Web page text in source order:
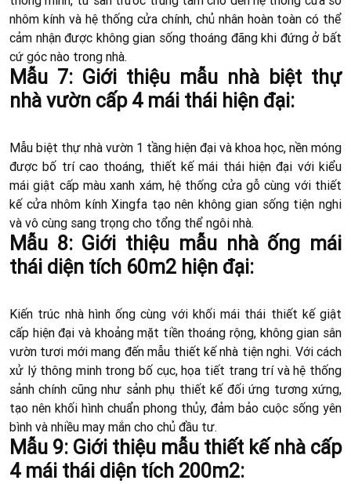
nhôm kính và hệ thống cửa chính, chủ nhân hoàn toàn có thể
cảm nhận được không gian sống thoáng đãng khi đứng ở bất
cứ góc nào trong nhà.
Mẫu 7: Giới thiệu mẫu nhà biệt thự
nhà vườn cấp 4 mái thái hiện đại:
Mẫu biệt thự nhà vườn 1 tầng hiện đại và khoa học, nền móng
được bố trí cao thoáng, thiết kế mái thái hiện đại với kiểu
mái giật cấp màu xanh xám, hệ thống cửa gỗ cùng với thiết
kế cửa nhôm kính Xingfa tạo nên không gian sống tiện nghi
và vô cùng sang trọng cho tổng thể ngôi nhà.
Mẫu 8: Giới thiệu mẫu nhà ống mái
thái diện tích 60m2 hiện đại:
Kiến trúc nhà hình ống cùng với khối mái thái thiết kế giật
cấp hiện đại và khoảng mặt tiền thoáng rộng, không gian sân
vườn tươi mới mang đến mẫu thiết kế nhà tiện nghi. Với cách
xử lý thông minh trong bố cục, họa tiết trang trí và hệ thống
sảnh chính cũng như sảnh phụ thiết kế đối ứng tương xứng,
tạo nên khối hình chuẩn phong thủy, đảm bảo cuộc sống yên
bình và nhiều may mắn cho chủ đầu tư.
Mẫu 9: Giới thiệu mẫu thiết kế nhà cấp
4 mái thái diện tích 200m2: